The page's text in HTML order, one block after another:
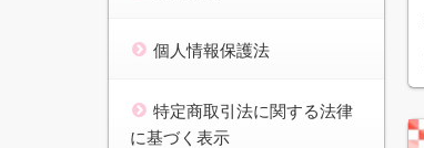
個人情報保護法
特定商取引法に関する法律
に基づく表示